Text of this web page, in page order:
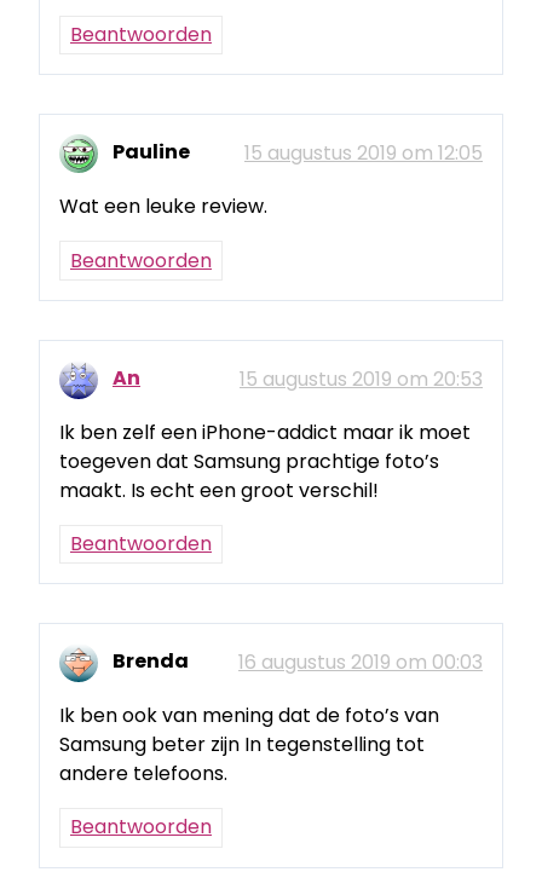
Beantwoorden
Pauline
15 augustus 2019 om 12:05
Wat een leuke review.
Beantwoorden
An
15 augustus 2019 om 20:53
Ik ben zelf een iPhone-addict maar ik moet
toegeven dat Samsung prachtige foto’s
maakt. Is echt een groot verschil!
Beantwoorden
Brenda
16 augustus 2019 om 00:03
Ik ben ook van mening dat de foto’s van
Samsung beter zijn In tegenstelling tot
andere telefoons.
Beantwoorden